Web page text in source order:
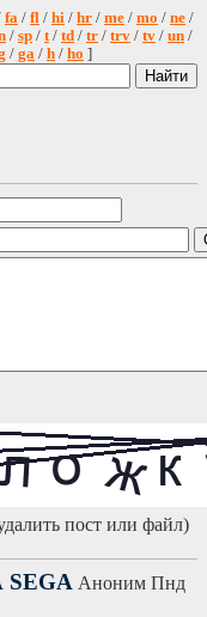
fa / fl / hi / hr / me / mo / ne /
/ sp / t/ td / tr / trv / tv / un /
/ ga / h / ho ]
пост или файл)
Аноним Пнд